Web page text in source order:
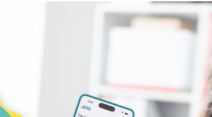
all’interno della struttura
e, di conseguenza, si
anomale (fino a 15°C in
a rischio insomma i record